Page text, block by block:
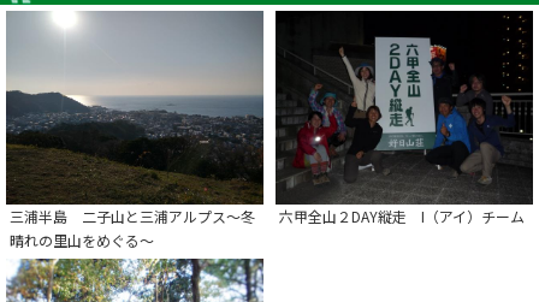
三浦半島 二子山と三浦アルプス～冬
晴れの里山をめぐる～
六甲全山２DAY縦走 I（アイ）チーム